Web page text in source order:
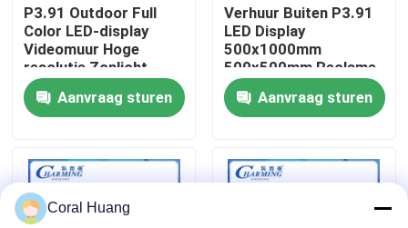
Contacteer ons
nieuws
Vraag een offerte aan
LED-videomuurweergave
P3.91 Outdoor Full
Color LED-display
Videomuur Hoge
resolutie Zonlicht
leesbaar voor
tentoonstellingsreclame
Aanvraag sturen
Verhuur Buiten P3.91
LED Display
500x1000mm
500x500mm Reclame
Scherm IP65
Waterdicht 4K
Resolutie Helderheid
Aanvraag sturen
Coral Huang